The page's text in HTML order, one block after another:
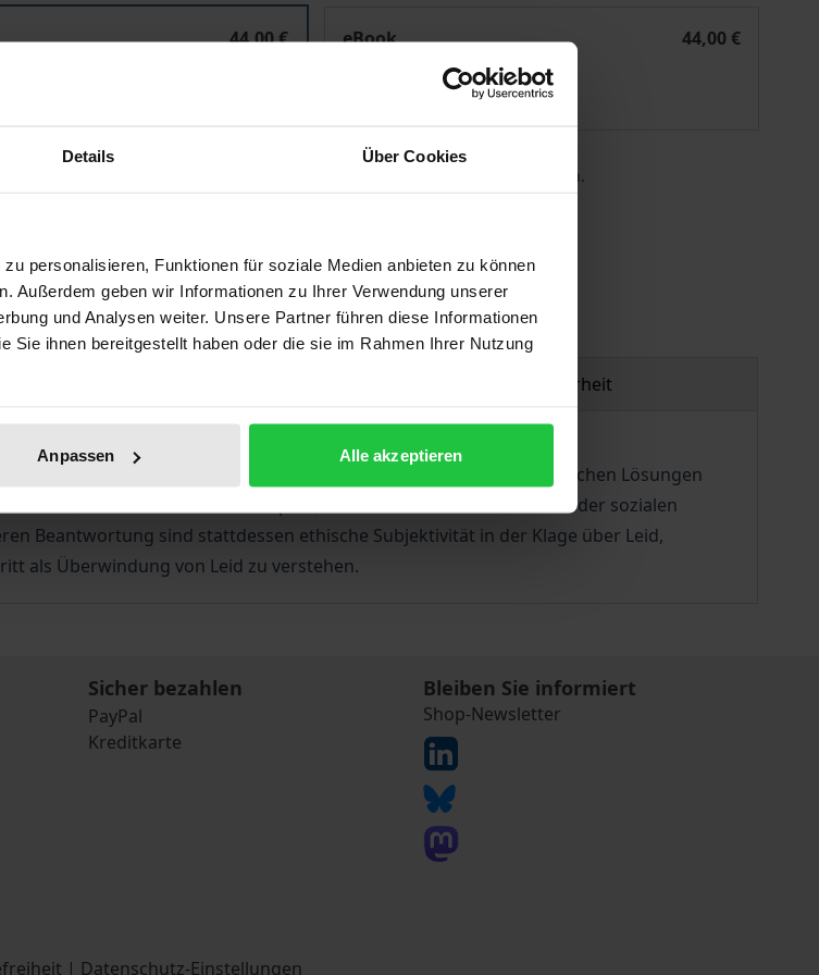
Details Über Cookies
personalisieren, Funktionen für soziale Medien anbieten zu können
Außerdem geben wir Informationen zu Ihrer Verwendung unserer
und Analysen weiter. Unsere Partner führen diese Informationen
Sie ihnen bereitgestellt haben oder die sie im Rahmen Ihrer Nutzung
Anpassen Alle akzeptieren
44,00 €
eBook
44,00 €
ISBN 978-3-495-82069-8
MwSt. Abhängig von der Lieferadresse kann die MwSt. an der Kasse variieren.
Produktsicherheit
an Problemen und Konflikten gegenüber strategischen und technischen Lösungen
Ethik, die von formalen Prinzipien, menschlichen Lebensformen oder sozialen
Beantwortung sind stattdessen ethische Subjektivität in der Klage über Leid,
als Überwindung von Leid zu verstehen.
Sicher bezahlen
PayPal
Kreditkarte
Bleiben Sie informiert
Shop-Newsletter
| Datenschutz-Einstellungen